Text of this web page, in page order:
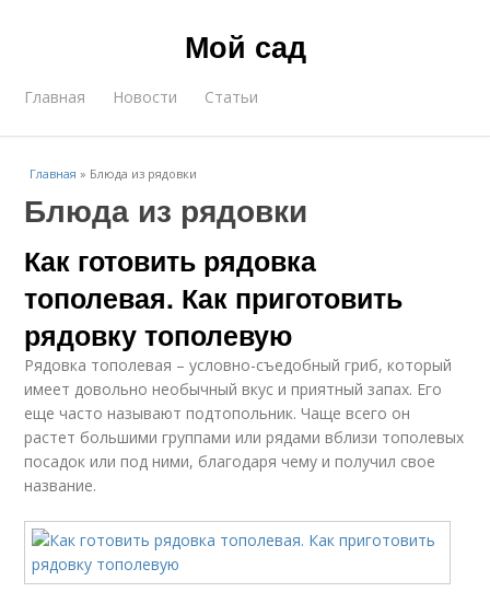
Мой сад
Главная Новости Статьи
Главная » Блюда из рядовки
Блюда из рядовки
Как готовить рядовка
тополевая. Как приготовить
рядовку тополевую
Рядовка тополевая – условно-съедобный гриб, который
имеет довольно необычный вкус и приятный запах. Его
еще часто называют подтопольник. Чаще всего он
растет большими группами или рядами вблизи тополевых
посадок или под ними, благодаря чему и получил свое
название.